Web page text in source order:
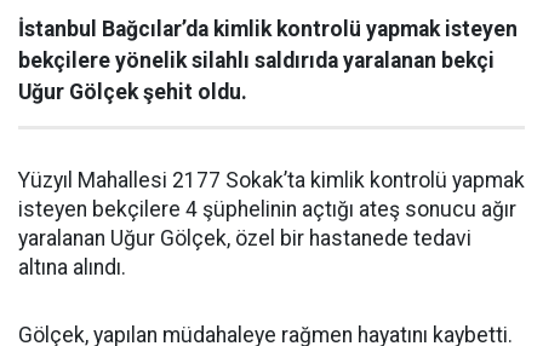
İstanbul Bağcılar’da kimlik kontrolü yapmak isteyen
bekçilere yönelik silahlı saldırıda yaralanan bekçi
Uğur Gölçek şehit oldu.
Yüzyıl Mahallesi 2177 Sokak’ta kimlik kontrolü yapmak
isteyen bekçilere 4 şüphelinin açtığı ateş sonucu ağır
yaralanan Uğur Gölçek, özel bir hastanede tedavi
altına alındı.
Gölçek, yapılan müdahaleye rağmen hayatını kaybetti.